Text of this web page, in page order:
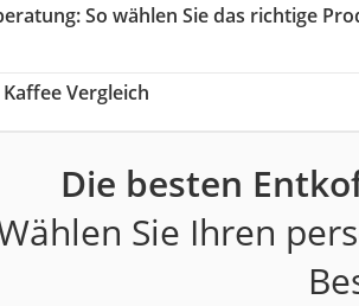
: So wählen Sie das richtige
Vergleich
Die besten
Sie Ihren